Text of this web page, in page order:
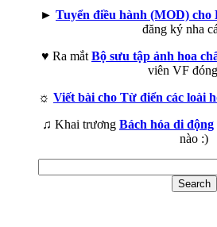
► Tuyển điều hành (MOD) cho
đăng ký nha
♥ Ra mắt Bộ sưu tập ảnh hoa
viên VF
☼ Viết bài cho Từ điển các loài
♫ Khai trương Bách hóa di động
nào :)